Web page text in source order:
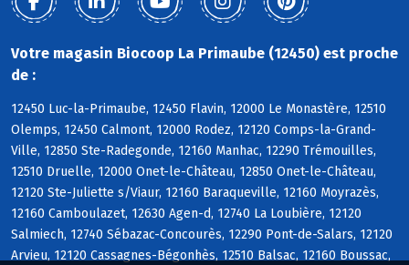
Votre magasin Biocoop La Primaube (12450) est proche
de :
12450 Luc-la-Primaube, 12450 Flavin, 12000 Le Monastère, 12510
Olemps, 12450 Calmont, 12000 Rodez, 12120 Comps-la-Grand-
Ville, 12850 Ste-Radegonde, 12160 Manhac, 12290 Trémouilles,
12510 Druelle, 12000 Onet-le-Château, 12850 Onet-le-Château,
12120 Ste-Juliette s/Viaur, 12160 Baraqueville, 12160 Moyrazès,
12160 Camboulazet, 12630 Agen-d, 12740 La Loubière, 12120
Salmiech, 12740 Sébazac-Concourès, 12290 Pont-de-Salars, 12120
Arvieu, 12120 Cassagnes-Bégonhès, 12510 Balsac, 12160 Boussac,